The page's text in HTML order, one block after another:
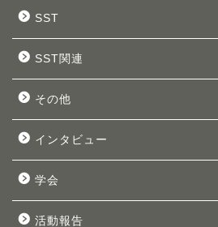
SST
SST関連
その他
インタビュー
学会
活動報告